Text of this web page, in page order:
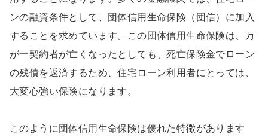
ンの融資条件として、団体信用生命保険（団信）に加入
することを求めています。この団体信用生命保険は、万
が一契約者が亡くなったとしても、死亡保険金でローン
の残債を返済するため、住宅ローン利用者にとっては、
大変心強い保険になります。
このように団体信用生命保険は優れた特徴があります